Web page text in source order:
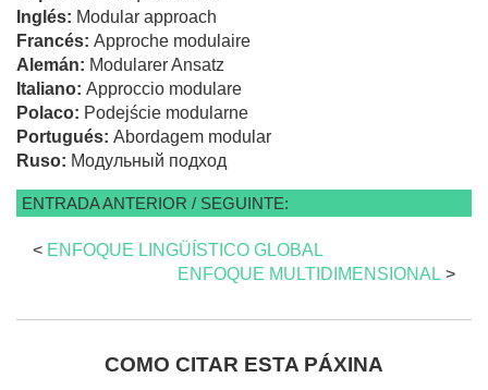
Inglés: Modular approach
Francés: Approche modulaire
Alemán: Modularer Ansatz
Italiano: Approccio modulare
Polaco: Podejście modularne
Portugués: Abordagem modular
Ruso: Модульный подход
ENTRADA ANTERIOR / SEGUINTE:
< ENFOQUE LINGÜÍSTICO GLOBAL
ENFOQUE MULTIDIMENSIONAL >
COMO CITAR ESTA PÁXINA